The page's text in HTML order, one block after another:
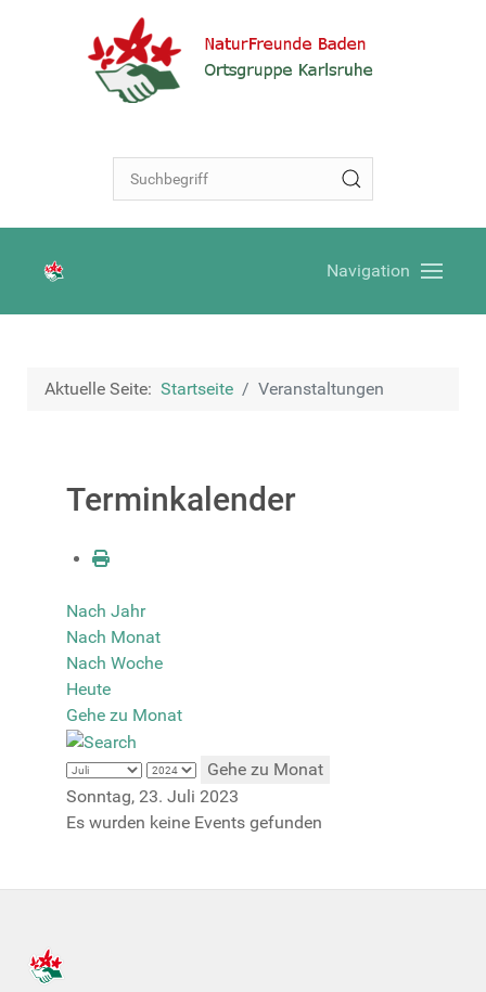
Navigation
Aktuelle Seite: Startseite Veranstaltungen
Terminkalender
Nach Jahr
Nach Monat
Nach Woche
Heute
Gehe zu Monat
Gehe zu Monat
Sonntag, 23. Juli 2023
Es wurden keine Events gefunden